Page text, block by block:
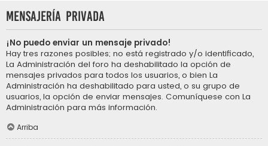
Mensajería privada
¡No puedo enviar un mensaje privado!
Hay tres razones posibles; no está registrado y/o identificado,
La Administración del foro ha deshabilitado la opción de
mensajes privados para todos los usuarios, o bien La
Administración ha deshabilitado para usted, o su grupo de
usuarios, la opción de enviar mensajes. Comuníquese con La
Administración para más información.
Arriba